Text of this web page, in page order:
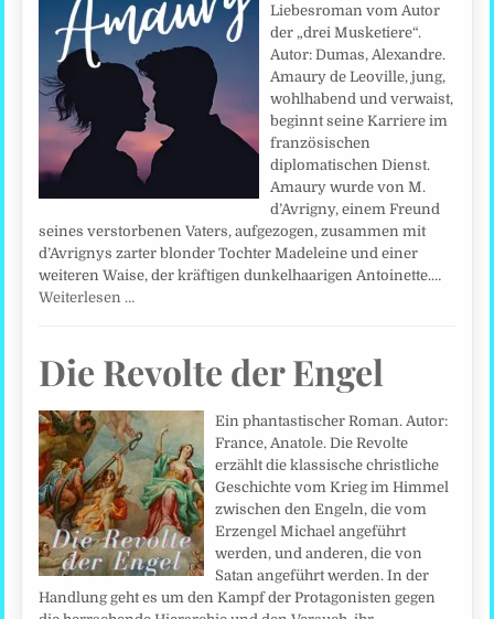
Liebesroman vom Autor
der „drei Musketiere“.
Autor: Dumas, Alexandre.
Amaury de Leoville, jung,
wohlhabend und verwaist,
beginnt seine Karriere im
französischen
diplomatischen Dienst.
Amaury wurde von M.
d’Avrigny, einem Freund
seines verstorbenen Vaters, aufgezogen, zusammen mit
d’Avrignys zarter blonder Tochter Madeleine und einer
weiteren Waise, der kräftigen dunkelhaarigen Antoinette.…
Weiterlesen …
Die Revolte der Engel
Ein phantastischer Roman. Autor:
France, Anatole. Die Revolte
erzählt die klassische christliche
Geschichte vom Krieg im Himmel
zwischen den Engeln, die vom
Erzengel Michael angeführt
werden, und anderen, die von
Satan angeführt werden. In der
Handlung geht es um den Kampf der Protagonisten gegen